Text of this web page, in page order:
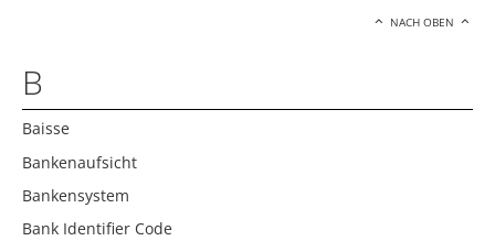
NACH OBEN
B
Baisse
Bankenaufsicht
Bankensystem
Bank Identifier Code